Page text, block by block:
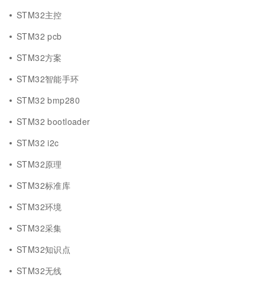
STM32主控
STM32 pcb
STM32方案
STM32智能手环
STM32 bmp280
STM32 bootloader
STM32 i2c
STM32原理
STM32标准库
STM32环境
STM32采集
STM32知识点
STM32无线